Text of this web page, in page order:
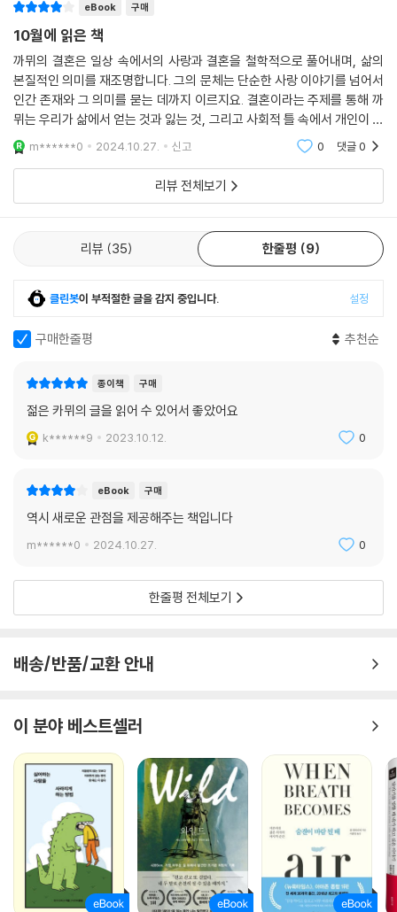
이탈리아 피렌체 여행기다. 이탈리아 르네상스 시대의 화가들이 그린 제단
화를 꿰뚫어 보며 종교와 시학이라는 포장을 벗겨내고 구체적이고 진실한
삶을 마주할 때의 기쁨을 그린다. 결국 “티파사에서 맛본 세계와 자아 사이
의 사랑을, 그 실존적 결혼을” 피렌체에서 다시 음미한 셈이다.
『결혼』·『여름』,
카뮈 언어의 가장 풍성한 향연
『결혼』은 1954년에 출간된 또 다른 에세이 『여름』과 함께 카뮈 언어의 가
장 풍성한 향연이자 그의 저작 중 단연 서정성이 돋보이는 작품으로 평가
되고 있다. 두 책은 부조리와 실존주의 문학이라는 엄숙한 해시태그에 덧
씌워진 순수하고 뛰어난 에세이스트로서의 카뮈를 엿보게 하는 것과 동시
에 카뮈 문학의 기원과 그 세계를 이해하는 중요한 단서를 제공해준다. 오
랜 시간 청년들의 필독서로 자리매김해온 두 에세이를 번역자 박해현이 지
금 시대에 적합한 단정하고 유려한 문장으로 새롭게 번역해냈다.
eBook 구매
10월에 읽은 책
까뮈의 결혼은 일상 속에서의 사랑과 결혼을 철학적으로 풀어내며, 삶의
본질적인 의미를 재조명합니다. 그의 문체는 단순한 사랑 이야기를 넘어서
인간 존재와 그 의미를 묻는 데까지 이르지요. 결혼이라는 주제를 통해 까
뮈는 우리가 삶에서 얻는 것과 잃는 것, 그리고 사회적 틀 속에서 개인이 겪
는 갈등을 세밀하게 그려냅니다. 독자는 까뮈가 던지는 질문들 속에서 사
랑과 자유의 상
m******0 2024.10.27. 신고 0 댓글0
리뷰 전체보기
리뷰 35 한줄평 9
클린봇이 부적절한 글을 감지 중입니다. 설정
구매한줄평 추천순
종이책 구매
젊은 카뮈의 글을 읽어 수 있어서 좋았어요
k******9 2023.10.12. 0
eBook 구매
역시 새로운 관점을 제공해주는 책입니다
m******0 2024.10.27. 0
한줄평 전체보기
배송/반품/교환 안내
이 분야 베스트셀러